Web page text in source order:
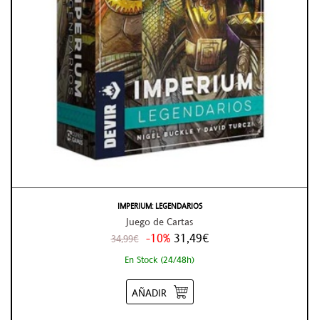
IMPERIUM: LEGENDARIOS
Juego de Cartas
34,99€ -10% 31,49€
En Stock (24/48h)
AÑADIR